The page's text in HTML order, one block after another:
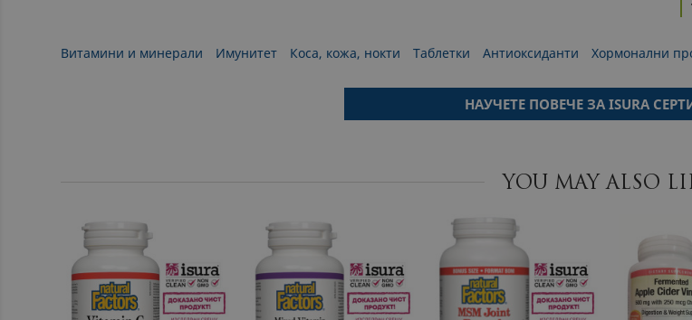
Витамини и минерали Имунитет Коса, кожа, нокти Таблетки Антиоксиданти Хормонални
НАУЧЕТЕ ПОВЕЧЕ ЗА ISURA
YOU MAY ALSO